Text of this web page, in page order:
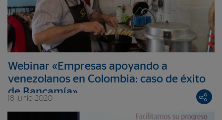
Webinar «Empresas apoyando a
venezolanos en Colombia: caso de éxito
de Bancamía»
18 junio 2020